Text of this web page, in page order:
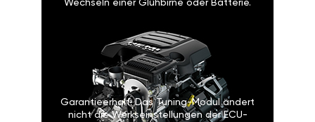
Wechseln einer Glühbirne oder Batterie.
Garantieerhalt: Das Tuning-Modul ändert
nicht die Werkseinstellungen der ECU-